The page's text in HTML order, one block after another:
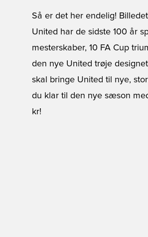
Så er det her endelig!
United har de sidste 100 år
mesterskaber, 10 FA Cup
den nye United trøje
skal bringe United til nye,
du klar til den nye sæson
kr!